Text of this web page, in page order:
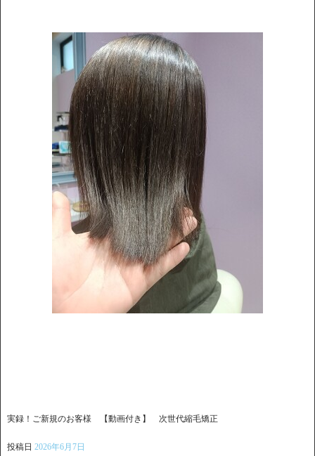
実録！ご新規のお客様 【動画付き】 次世代縮毛矯正
投稿日 2026年6月7日